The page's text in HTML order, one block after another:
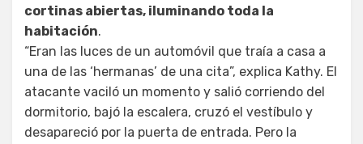
cortinas abiertas, iluminando toda la
habitación.
“Eran las luces de un automóvil que traía a casa a
una de las ‘hermanas’ de una cita”, explica Kathy. El
atacante vaciló un momento y salió corriendo del
dormitorio, bajó la escalera, cruzó el vestíbulo y
desapareció por la puerta de entrada. Pero la